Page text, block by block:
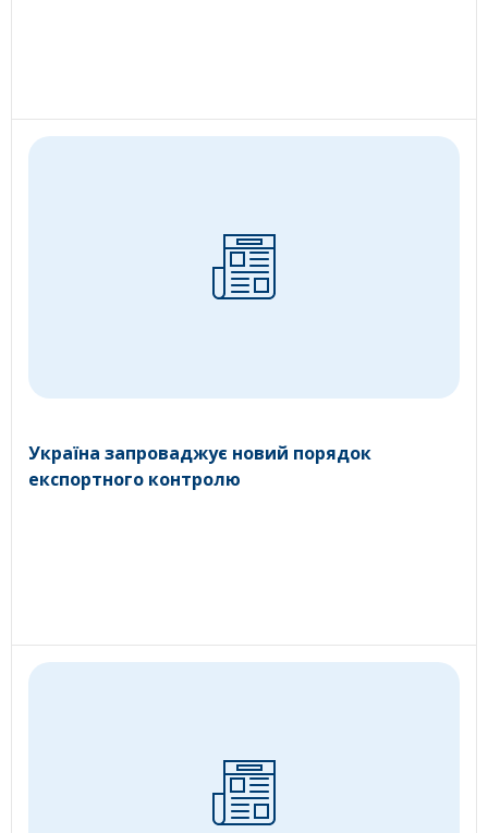
Україна запроваджує новий порядок
експортного контролю